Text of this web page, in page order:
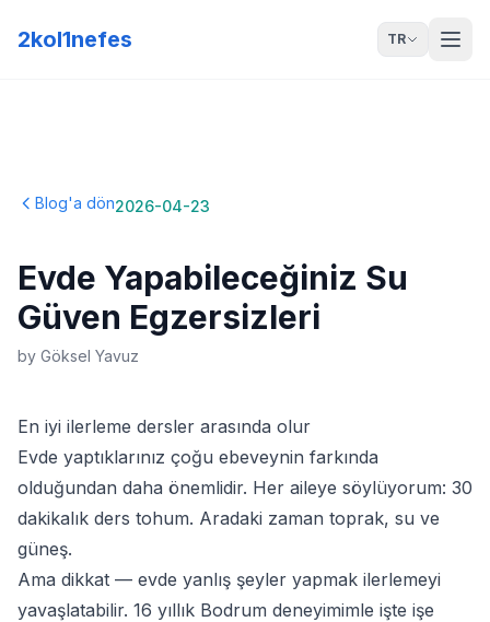
2kol1nefes TR
Blog'a dön2026-04-23
Evde Yapabileceğiniz Su
Güven Egzersizleri
by Göksel Yavuz
En iyi ilerleme dersler arasında olur
Evde yaptıklarınız çoğu ebeveynin farkında
olduğundan daha önemlidir. Her aileye söylüyorum: 30
dakikalık ders tohum. Aradaki zaman toprak, su ve
güneş.
Ama dikkat — evde yanlış şeyler yapmak ilerlemeyi
yavaşlatabilir. 16 yıllık Bodrum deneyimimle işte işe